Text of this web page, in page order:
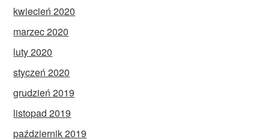
kwiecień 2020
marzec 2020
luty 2020
styczeń 2020
grudzień 2019
listopad 2019
październik 2019